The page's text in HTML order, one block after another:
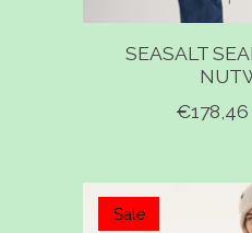
SEASALT
€178,46
Sale